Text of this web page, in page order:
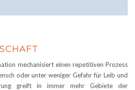
mechanisiert einen repetitiven Prozess
oder unter weniger Gefahr für Leib und
greift in immer mehr Gebiete der